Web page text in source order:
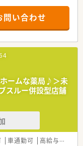
り、マイカー通勤も
です。
50枚ほど応需してお
です。
り、患者様がほっと一
れています。
、富山県内で6店舗を
す。
、近代医療と代替医療
ます。
問い合わせ
ホームな薬局♪＞未
スルー併設型店舗
車通勤可 高給与(600万円以上)